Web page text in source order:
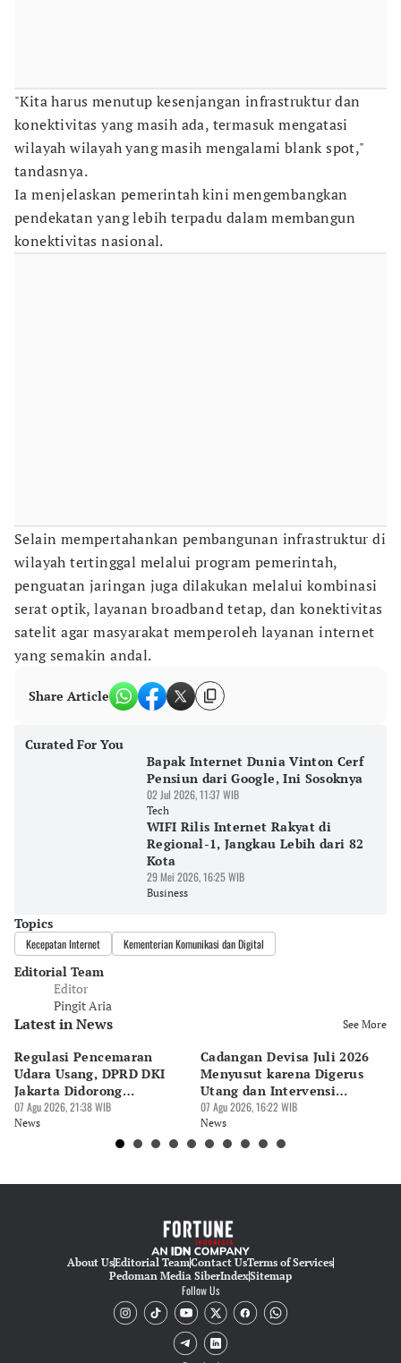
"Kita harus menutup kesenjangan infrastruktur dan
konektivitas yang masih ada, termasuk mengatasi
wilayah wilayah yang masih mengalami blank spot,"
tandasnya.
Ia menjelaskan pemerintah kini mengembangkan
pendekatan yang lebih terpadu dalam membangun
konektivitas nasional.
Selain mempertahankan pembangunan infrastruktur di
wilayah tertinggal melalui program pemerintah,
penguatan jaringan juga dilakukan melalui kombinasi
serat optik, layanan broadband tetap, dan konektivitas
satelit agar masyarakat memperoleh layanan internet
yang semakin andal.
Share Article
Curated For You
Bapak Internet Dunia Vinton Cerf
Pensiun dari Google, Ini Sosoknya
02 Jul 2026, 11:37 WIB
Tech
WIFI Rilis Internet Rakyat di
Regional-1, Jangkau Lebih dari 82
Kota
29 Mei 2026, 16:25 WIB
Business
Topics
Kecepatan Internet Kementerian Komunikasi dan Digital
Editorial Team
Editor
Pingit Aria
Latest in News See More
Regulasi Pencemaran
Udara Usang, DPRD DKI
Jakarta Didorong
Prioritaskan Revisi Perda
07 Agu 2026, 21:38 WIB
News
Cadangan Devisa Juli 2026
Menyusut karena Digerus
Utang dan Intervensi
Rupiah
07 Agu 2026, 16:22 WIB
News
About UsEditorial TeamContact UsTerms of Services
Pedoman Media SiberIndexSitemap
Follow Us